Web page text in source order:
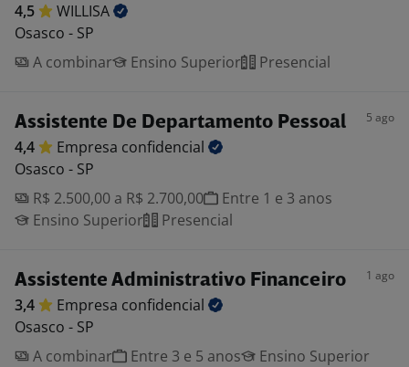
4,5
WILLISA
Osasco - SP
A combinar
Ensino Superior Presencial
Assistente De Departamento Pessoal 5 ago
4,4 Empresa confidencial
Osasco - SP
R$ 2.500,00 a R$ 2.700,00
Entre 1 e 3 anos
Ensino Superior
Presencial
Assistente Administrativo Financeiro 1 ago
3,4 Empresa confidencial
Osasco - SP
A combinar
Entre 3 e 5 anos
Ensino Superior